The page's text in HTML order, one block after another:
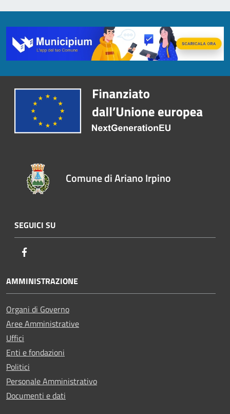
Comune di Ariano Irpino
SEGUICI SU
AMMINISTRAZIONE
Organi di Governo
Aree Amministrative
Uffici
Enti e fondazioni
Politici
Personale Amministrativo
Documenti e dati